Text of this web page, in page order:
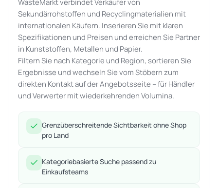
Sekundärrohstoffen und Recyclingmaterialien mit
internationalen Käufern. Inserieren Sie mit klaren
Spezifikationen und Preisen und erreichen Sie Partner
in Kunststoffen, Metallen und Papier.
Filtern Sie nach Kategorie und Region, sortieren Sie
Ergebnisse und wechseln Sie vom Stöbern zum
direkten Kontakt auf der Angebotsseite – für Händler
und Verwerter mit wiederkehrenden Volumina.
Grenzüberschreitende Sichtbarkeit ohne Shop
pro Land
Kategoriebasierte Suche passend zu
Einkaufsteams